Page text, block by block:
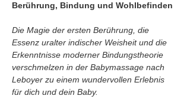
Berührung, Bindung und Wohlbefinden
Die Magie der ersten Berührung, die
Essenz uralter indischer Weisheit und die
Erkenntnisse moderner Bindungstheorie
verschmelzen in der Babymassage nach
Leboyer zu einem wundervollen Erlebnis
für dich und dein Baby.